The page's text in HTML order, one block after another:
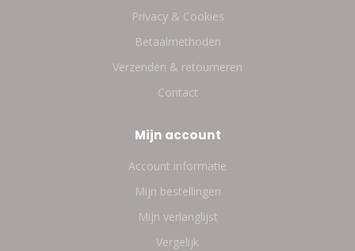
Privacy & Cookies
Betaalmethoden
Verzenden & retourneren
Contact
Mijn account
Account informatie
Mijn bestellingen
Mijn verlanglijst
Vergelijk